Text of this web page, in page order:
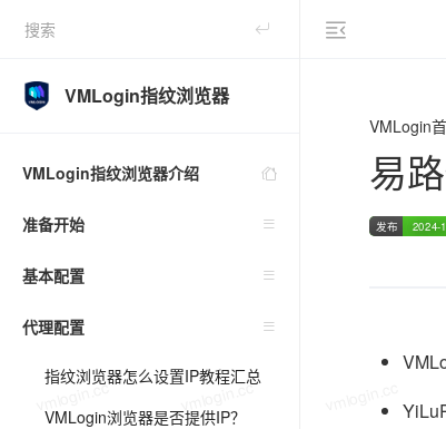
VMLogin指纹浏览器
VMLogin指纹浏览器介绍
准备开始
基本配置
代理配置
指纹浏览器怎么设置IP教程汇总
VMLogin浏览器是否提供IP？
VMLogin
易
发布 2024-
vmlogin.cc vmlogin.cc
vmlogin.cc vmlogin.cc